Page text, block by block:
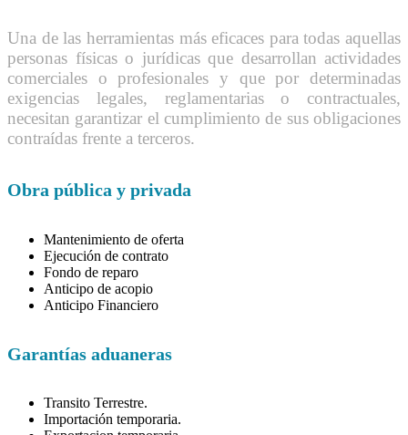
Una de las herramientas más eficaces para todas aquellas
personas físicas o jurídicas que desarrollan actividades
comerciales o profesionales y que por determinadas
exigencias legales, reglamentarias o contractuales,
necesitan garantizar el cumplimiento de sus obligaciones
contraídas frente a terceros.
Obra pública y privada
Mantenimiento de oferta
Ejecución de contrato
Fondo de reparo
Anticipo de acopio
Anticipo Financiero
Garantías aduaneras
Transito Terrestre.
Importación temporaria.